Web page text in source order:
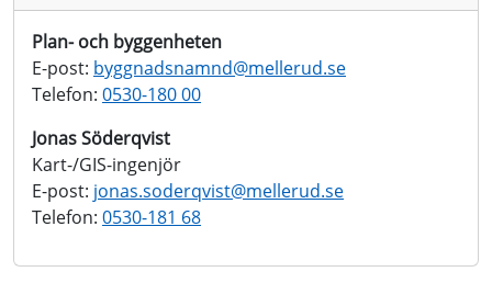
Plan- och byggenheten
E-post: byggnadsnamnd@mellerud.se
Telefon: 0530-180 00
Jonas Söderqvist
Kart-/GIS-ingenjör
E-post: jonas.soderqvist@mellerud.se
Telefon: 0530-181 68